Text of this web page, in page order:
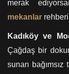
merak
mekanlar
Kadıköy ve
Çağdaş bir
sunan bağımsız